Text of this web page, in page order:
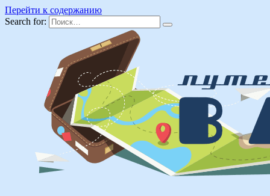
Перейти к содержанию
Search for: